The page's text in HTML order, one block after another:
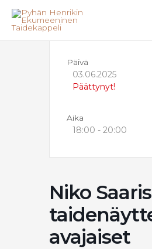
sisältöön
Päivä
03.06.2025
Päättynyt!
Aika
18:00 - 20:00
Niko
avajaiset